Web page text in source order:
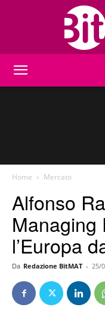
Home Mercato
Alfonso
Managing
l’Europa
Da Redazione BitMAT - 25/